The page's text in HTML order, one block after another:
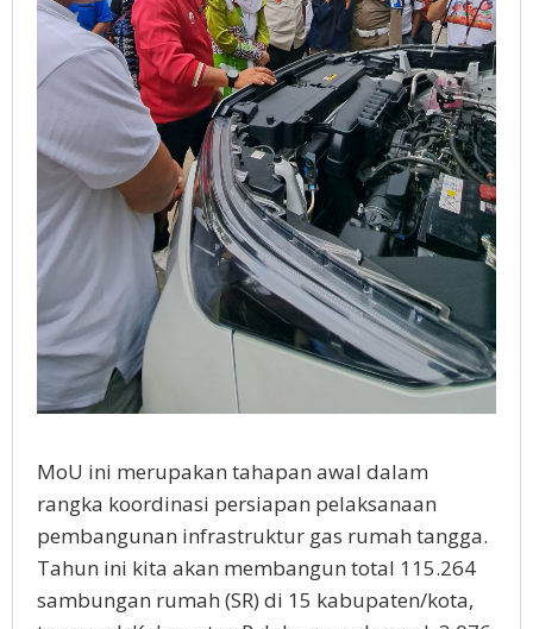
MoU ini merupakan tahapan awal dalam
rangka koordinasi persiapan pelaksanaan
pembangunan infrastruktur gas rumah tangga.
Tahun ini kita akan membangun total 115.264
sambungan rumah (SR) di 15 kabupaten/kota,